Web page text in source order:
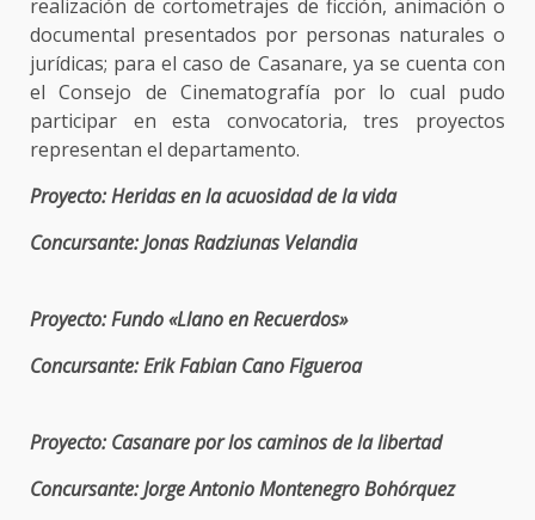
realización de cortometrajes de ficción, animación o
documental presentados por personas naturales o
jurídicas; para el caso de Casanare, ya se cuenta con
el Consejo de Cinematografía por lo cual pudo
participar en esta convocatoria, tres proyectos
representan el departamento.
Proyecto: Heridas en la acuosidad de la vida
Concursante: Jonas Radziunas Velandia
Proyecto: Fundo «Llano en Recuerdos»
Concursante: Erik Fabian Cano Figueroa
Proyecto: Casanare por los caminos de la libertad
Concursante: Jorge Antonio Montenegro Bohórquez